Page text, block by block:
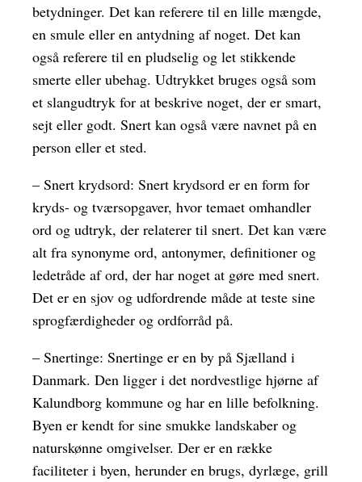
betydninger. Det kan referere til en lille mængde,
en smule eller en antydning af noget. Det kan
også referere til en pludselig og let stikkende
smerte eller ubehag. Udtrykket bruges også som
et slangudtryk for at beskrive noget, der er smart,
sejt eller godt. Snert kan også være navnet på en
person eller et sted.
– Snert krydsord: Snert krydsord er en form for
kryds- og tværsopgaver, hvor temaet omhandler
ord og udtryk, der relaterer til snert. Det kan være
alt fra synonyme ord, antonymer, definitioner og
ledetråde af ord, der har noget at gøre med snert.
Det er en sjov og udfordrende måde at teste sine
sprogfærdigheder og ordforråd på.
– Snertinge: Snertinge er en by på Sjælland i
Danmark. Den ligger i det nordvestlige hjørne af
Kalundborg kommune og har en lille befolkning.
Byen er kendt for sine smukke landskaber og
naturskønne omgivelser. Der er en række
faciliteter i byen, herunder en brugs, dyrlæge, grill